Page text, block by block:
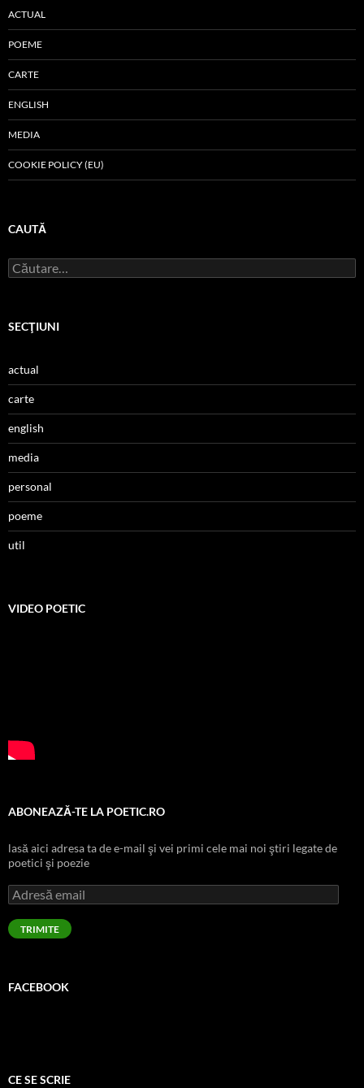
ACTUAL
POEME
CARTE
ENGLISH
MEDIA
COOKIE POLICY (EU)
CAUTĂ
Caută
după:
SECŢIUNI
actual
carte
english
media
personal
poeme
util
VIDEO POETIC
ABONEAZĂ-TE LA POETIC.RO
lasă aici adresa ta de e-mail şi vei primi cele mai noi ştiri legate de
poetici şi poezie
Adresă
email
TRIMITE
FACEBOOK
CE SE SCRIE